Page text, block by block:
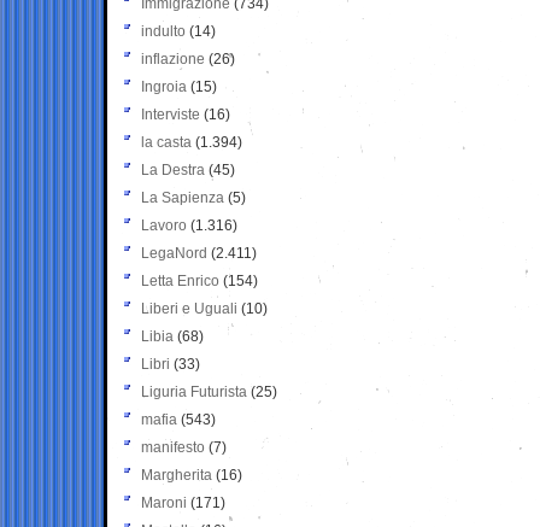
Immigrazione (734)
indulto (14)
inflazione (26)
Ingroia (15)
Interviste (16)
la casta (1.394)
La Destra (45)
La Sapienza (5)
Lavoro (1.316)
LegaNord (2.411)
Letta Enrico (154)
Liberi e Uguali (10)
Libia (68)
Libri (33)
Liguria Futurista (25)
mafia (543)
manifesto (7)
Margherita (16)
Maroni (171)